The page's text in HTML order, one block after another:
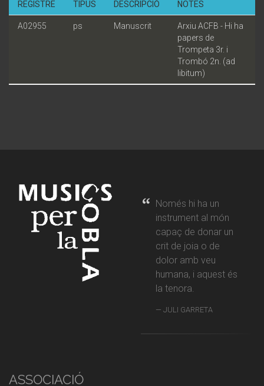
REGISTRE TIPUS DESCRIPCIÓ NOTES
A02955 ps Manuscrit
Arxiu ACFB - Hi ha
papers de
Trompeta 3r. i
Trombó 2n. (ad
libitum)
Només hi ha un
instrument al món
capaç de donar un
crit de joia o de
dolor amb veu
humana, i aquest és
la tenora.
JULI GARRETA
ASSOCIACIÓ